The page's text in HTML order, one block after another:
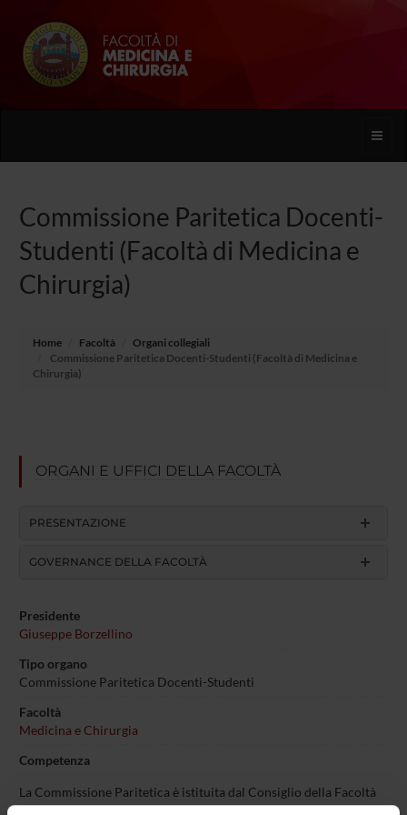
Toggle
Commissione Paritetica Docenti-
Studenti (Facoltà di Medicina e
Chirurgia)
Home Facoltà
Organi collegiali
Commissione Paritetica Docenti-Studenti (Facoltà di Medicina e
Chirurgia)
ORGANI E UFFICI DELLA FACOLTÀ
PRESENTAZIONE
GOVERNANCE DELLA FACOLTÀ
Presidente
Giuseppe Borzellino
Tipo organo
Commissione Paritetica Docenti-Studenti
Facoltà
Medicina e Chirurgia
Competenza
La Commissione Paritetica è istituita dal Consiglio della Facoltà
ed è composta da docenti e studenti designati, dal Consiglio